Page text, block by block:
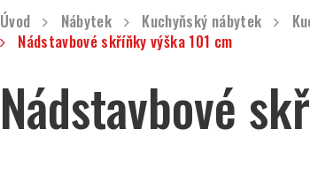
Úvod Nábytek Kuchyňský nábytek
Nádstavbové skříňky výška 101 cm
Nádstavbové